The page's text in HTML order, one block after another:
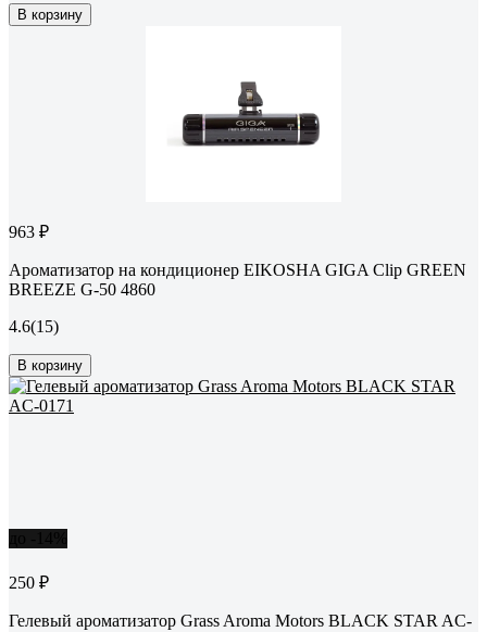
В корзину
963 ₽
Ароматизатор на кондиционер EIKOSHA GIGA Clip GREEN
BREEZE G-50 4860
4.6(15)
В корзину
250 ₽
Гелевый ароматизатор Grass Aroma Motors BLACK STAR AC-